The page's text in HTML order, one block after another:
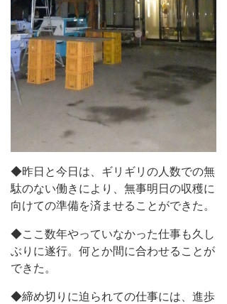
◆昨日と今日は、ギリギリの人数での無
駄のない働きにより、無事明日の収穫に
向けての準備を済ませることができた。
◆ここ数年やっていなかった仕事も久し
ぶりに遂行。何とか間に合わせることが
できた。
◆締め切りに迫られての仕事には、進歩